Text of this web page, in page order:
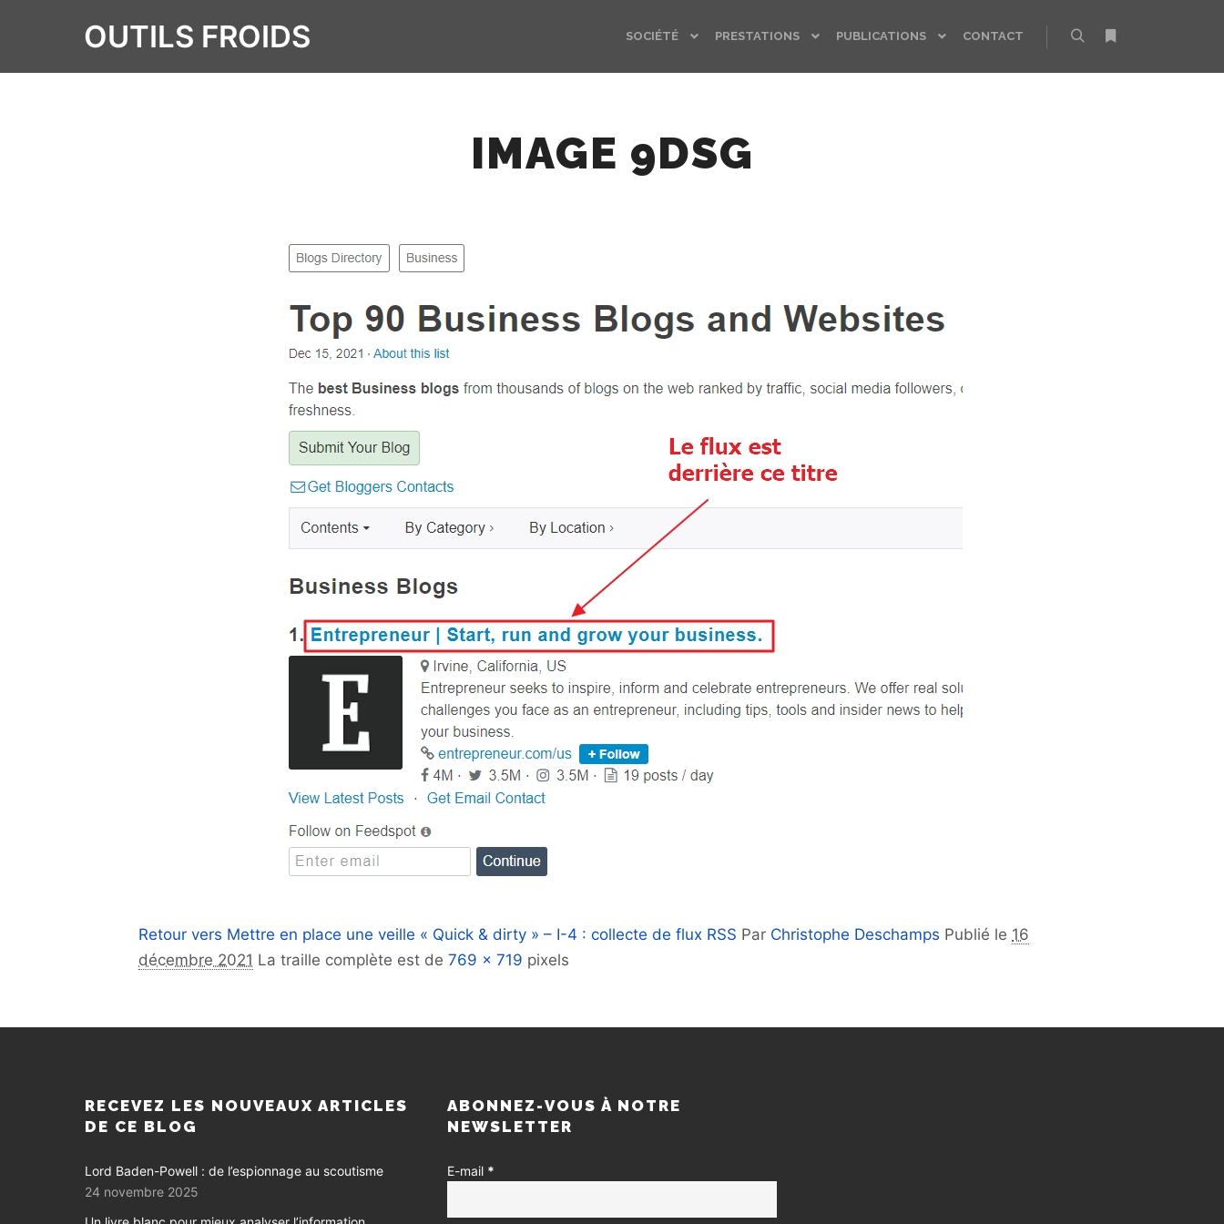
OUTILS FROIDS SOCIÉTÉ PRESTATIONS PUBLICATIONS
CONTACT
IMAGE 9DSG
Retour vers Mettre en place une veille « Quick & dirty » – I-4 : collecte de flux RSS Par Christophe Deschamps Publié le 16
décembre 2021 La traille complète est de 769 × 719 pixels
RECEVEZ LES NOUVEAUX ARTICLES
DE CE BLOG
Lord Baden-Powell : de l’espionnage au scoutisme
24 novembre 2025
ABONNEZ-VOUS À NOTRE
NEWSLETTER
E-mail *